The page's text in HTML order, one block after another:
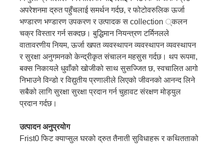
अपरेशनमा द्रुत पहुँचलाई समर्थन गर्दछ, र फोटोवरुलिक ऊर्जा
भण्डारण भण्डारण उपकरण र उत्पादक स collection ्कलन
चक्र विस्तार गर्न सक्दछ। बुद्धिमान नियन्त्रण टर्मिनलले
वातावरणीय नियम, ऊर्जा खपत व्यवस्थापन व्यवस्थापन व्यवस्थापन
र सुरक्षा अनुगमनको केन्द्रीकृत संचालन महसुस गर्दछ। थप रूपमा,
बक्स निकायले धुवाँको खोजीको साथ सुसज्जित छ, स्वचालित आगो
निभाउने विन्डो र विद्युतीय प्रणालीले लिएको जीवनको आनन्द लिने
सबैको लागि सुरक्षा सुरक्षा प्रदान गर्न चुहावट संरक्षण मोड्युल
प्रदान गर्दछ।
उत्पादन अनुप्रयोग
Frist0 फिट क्याप्सुल घरको द्रुत तैनाती सुविधाहरू र कथितताको